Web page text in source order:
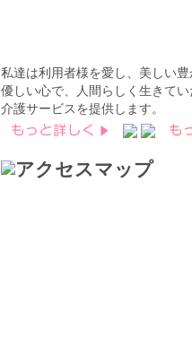
私達は利用者様を愛し、美しい豊
優しい心で、人間らしく生きて
介護サービスを提供します。